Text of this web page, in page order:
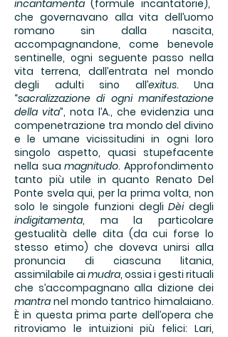
incantamenta (formule incantatorie),
che governavano alla vita dell’uomo
romano sin dalla nascita,
accompagnandone, come benevole
sentinelle, ogni seguente passo nella
vita terrena, dall’entrata nel mondo
degli adulti sino all’exitus. Una
“sacralizzazione di ogni manifestazione
della vita”, nota l’A., che evidenzia una
compenetrazione tra mondo del divino
e le umane vicissitudini in ogni loro
singolo aspetto, quasi stupefacente
nella suamagnitudo. Approfondimento
tanto più utile in quanto Renato Del
Ponte svela qui, per la prima volta, non
solo le singole funzioni degliDèidegli
indigitamenta, ma la particolare
gestualità delle dita (da cui forse lo
stesso etimo) che doveva unirsi alla
pronuncia di ciascuna litania,
assimilabile ai mudra, ossia i gesti rituali
che s’accompagnano alla dizione dei
mantra nel mondo tantrico himalaiano.
È in questa prima parte dell’opera che
ritroviamo le intuizioni più felici: Lari,